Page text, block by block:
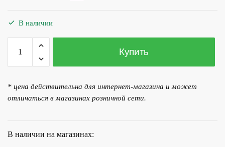
В наличии
Количество
товара
Тройник
40х32х40
PPR
Купить
* цена действительна для интернет-магазина и может
отличаться в магазинах розничной сети.
В наличии на магазинах: